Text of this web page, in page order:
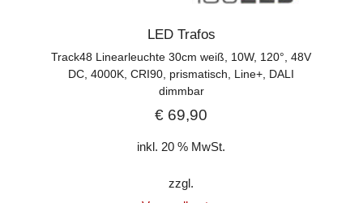
LED Trafos
Track48 Linearleuchte 30cm weiß, 10W, 120°, 48V
DC, 4000K, CRI90, prismatisch, Line+, DALI
dimmbar
€ 69,90
inkl. 20 % MwSt.
zzgl.